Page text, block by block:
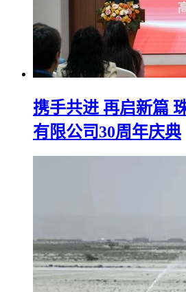
携手共进 再启新篇
有限公司30周年庆典